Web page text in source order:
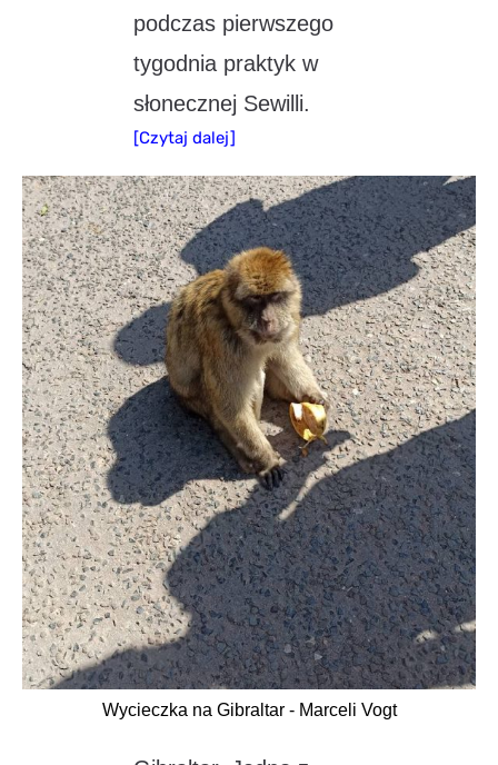
podczas pierwszego
tygodnia praktyk w
słonecznej Sewilli.
[Czytaj dalej]
Wycieczka na Gibraltar - Marceli Vogt